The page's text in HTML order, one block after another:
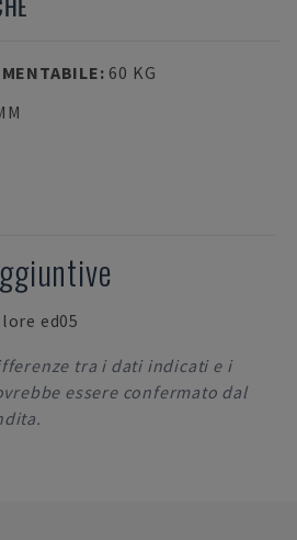
: 60 KG
ed05
tra i dati indicati e i
essere confermato dal